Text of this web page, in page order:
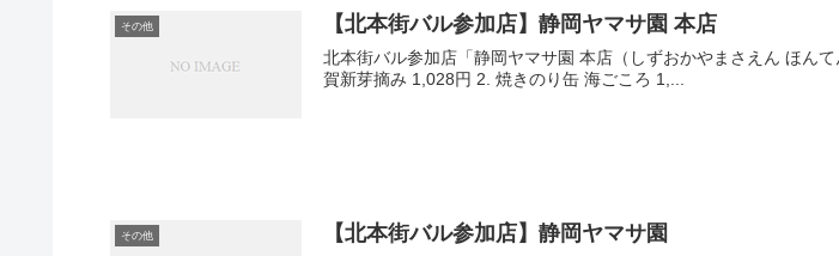
その他 【北本街バル参加店】静岡ヤマサ園 本店
北本街バル参加店「静岡ヤマサ園 本店（しずおかやまさえん ほん
賀新芽摘み 1,028円 2. 焼きのり缶 海ごころ 1,...
その他 【北本街バル参加店】静岡ヤマサ園